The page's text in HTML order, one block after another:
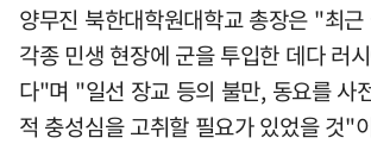
양무진 북한대학원대학교 총장은 "최
각종 민생 현장에 군을 투입한 데다 러
다"며 "일선 장교 등의 불만, 동요를 사
적 충성심을 고취할 필요가 있었을 것"